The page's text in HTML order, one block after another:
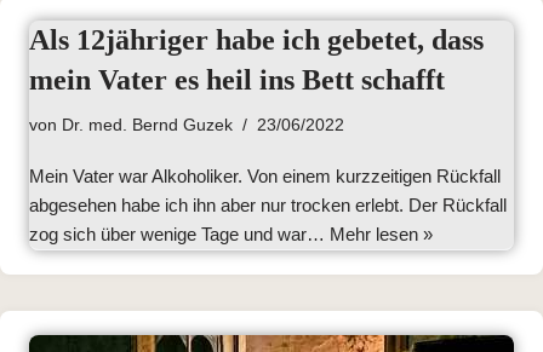
Als 12jähriger habe ich gebetet, dass
mein Vater es heil ins Bett schafft
von Dr. med. Bernd Guzek 23/06/2022
Mein Vater war Alkoholiker. Von einem kurzzeitigen Rückfall
abgesehen habe ich ihn aber nur trocken erlebt. Der Rückfall
zog sich über wenige Tage und war… Mehr lesen »